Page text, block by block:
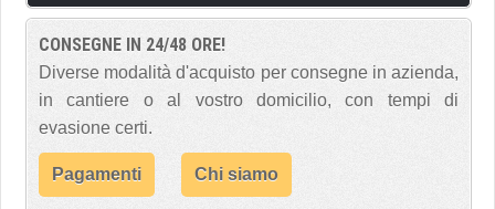
CONSEGNE IN 24/48 ORE!
Diverse modalità d'acquisto per consegne in azienda,
in cantiere o al vostro domicilio, con tempi di
evasione certi.
Pagamenti Chi siamo